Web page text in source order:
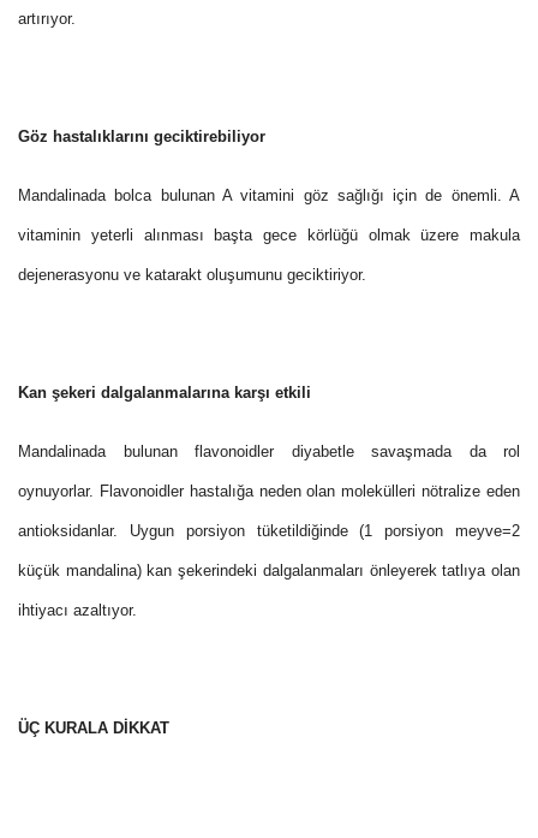
artırıyor.
Göz hastalıklarını geciktirebiliyor
Mandalinada bolca bulunan A vitamini göz sağlığı için de önemli. A
vitaminin yeterli alınması başta gece körlüğü olmak üzere makula
dejenerasyonu ve katarakt oluşumunu geciktiriyor.
Kan şekeri dalgalanmalarına karşı etkili
Mandalinada bulunan flavonoidler diyabetle savaşmada da rol
oynuyorlar. Flavonoidler hastalığa neden olan molekülleri nötralize eden
antioksidanlar. Uygun porsiyon tüketildiğinde (1 porsiyon meyve=2
küçük mandalina) kan şekerindeki dalgalanmaları önleyerek tatlıya olan
ihtiyacı azaltıyor.
ÜÇ KURALA DİKKAT